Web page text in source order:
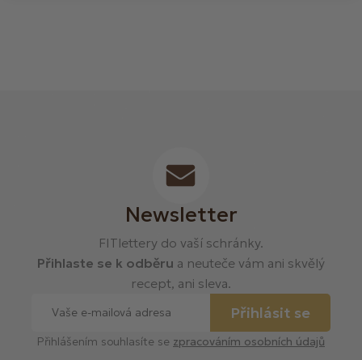
Newsletter
FITlettery do vaší schránky.
Přihlaste se k odběru a neuteče vám ani skvělý
recept, ani sleva.
Přihlásit se
Přihlášením souhlasíte se zpracováním osobních údajů